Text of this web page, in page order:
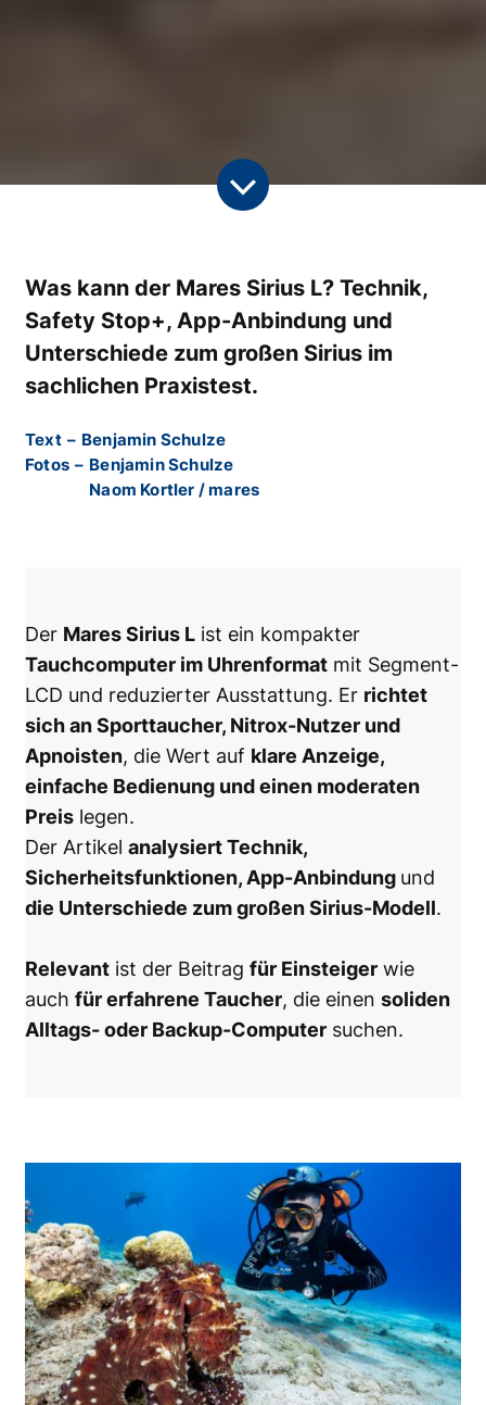
Was kann der Mares Sirius L? Technik,
Safety Stop+, App-Anbindung und
Unterschiede zum großen Sirius im
sachlichen Praxistest.
Text – Benjamin Schulze
Fotos – Benjamin Schulze
Naom Kortler / mares
Der Mares Sirius L ist ein kompakter
Tauchcomputer im Uhrenformat mit Segment-
LCD und reduzierter Ausstattung. Er richtet
sich an Sporttaucher, Nitrox-Nutzer und
Apnoisten, die Wert auf klare Anzeige,
einfache Bedienung und einen moderaten
Preis legen.
Der Artikel analysiert Technik,
Sicherheitsfunktionen, App-Anbindung und
die Unterschiede zum großen Sirius-Modell.
Relevant ist der Beitrag für Einsteiger wie
auch für erfahrene Taucher, die einen soliden
Alltags- oder Backup-Computer suchen.